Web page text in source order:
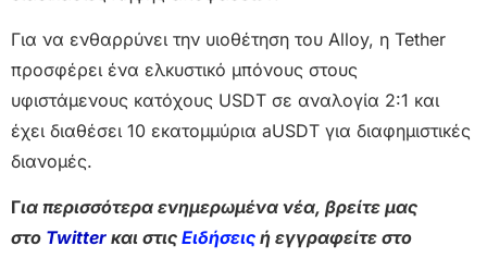
Για να ενθαρρύνει την υιοθέτηση του Alloy, η Tether
προσφέρει ένα ελκυστικό μπόνους στους
υφιστάμενους κατόχους USDT σε αναλογία 2:1 και
έχει διαθέσει 10 εκατομμύρια aUSDT για διαφημιστικές
διανομές.
Για περισσότερα ενημερωμένα νέα, βρείτε μας
στο Twitter και στις Ειδήσεις ή εγγραφείτε στο